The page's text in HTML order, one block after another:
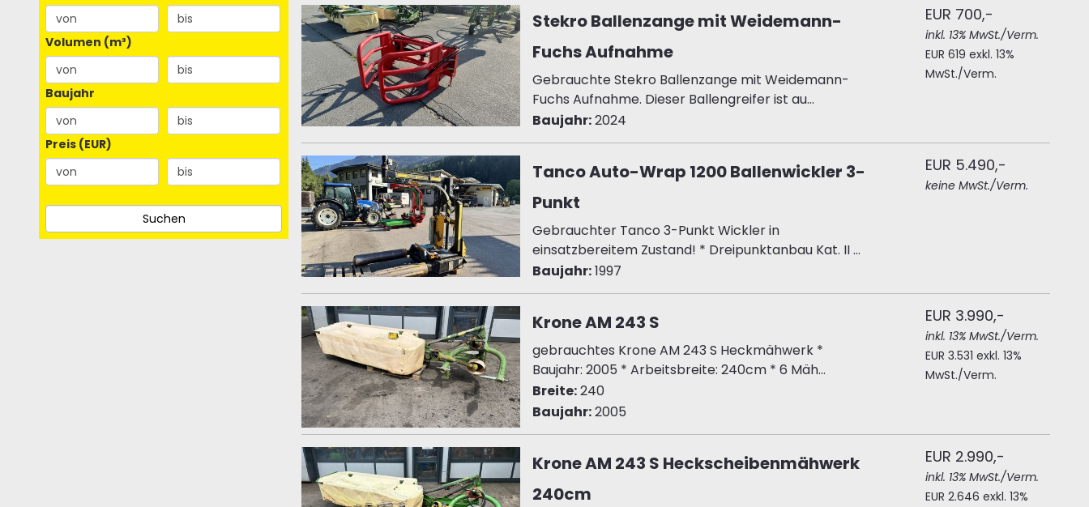
Volumen (m³)
Baujahr
Preis (EUR)
Stekro Ballenzange mit Weidemann-
Fuchs Aufnahme
Gebrauchte Stekro Ballenzange mit Weidemann-
Fuchs Aufnahme. Dieser Ballengreifer ist au...
Baujahr:2024
EUR 700,-
inkl. 13% MwSt./Verm.
EUR 619 exkl. 13%
MwSt./Verm.
Tanco Auto-Wrap 1200 Ballenwickler 3-
Punkt
Gebrauchter Tanco 3-Punkt Wickler in
einsatzbereitem Zustand! * Dreipunktanbau Kat. II ...
Baujahr:1997
EUR 5.490,-
keine MwSt./Verm.
Krone AM 243 S
gebrauchtes Krone AM 243 S Heckmähwerk *
Baujahr: 2005 * Arbeitsbreite: 240cm * 6 Mäh...
Breite:240
Baujahr:2005
EUR 3.990,-
inkl. 13% MwSt./Verm.
EUR 3.531 exkl. 13%
MwSt./Verm.
Krone AM 243 S Heckscheibenmähwerk
240cm
EUR 2.990,-
inkl. 13% MwSt./Verm.
EUR 2.646 exkl. 13%